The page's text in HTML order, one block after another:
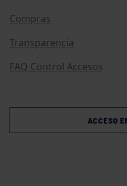
Compras
Transparencia
FAQ Control Accesos
ACCESO